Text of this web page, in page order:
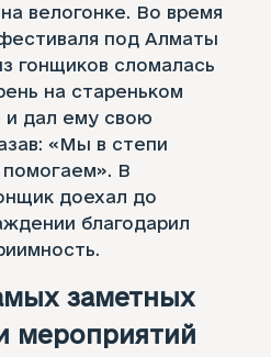
велогонке. Во время
под Алматы
гонщиков сломалась
на стареньком
и дал ему свою
«Мы в степи
помогаем». В
доехал до
благодарил
заметных
мероприятий